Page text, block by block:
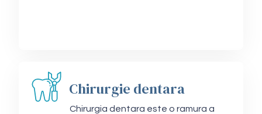
Chirurgie dentara
Chirurgia dentara este o ramura a